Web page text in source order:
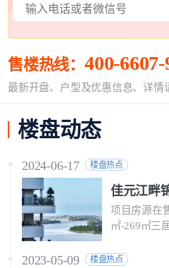
售楼热线：400-6607-
最新开盘、户型及优惠信息、详情
楼盘动态
2024-06-17 楼盘热点
项目房源在
㎡-269㎡三
2023-05-09 楼盘热点